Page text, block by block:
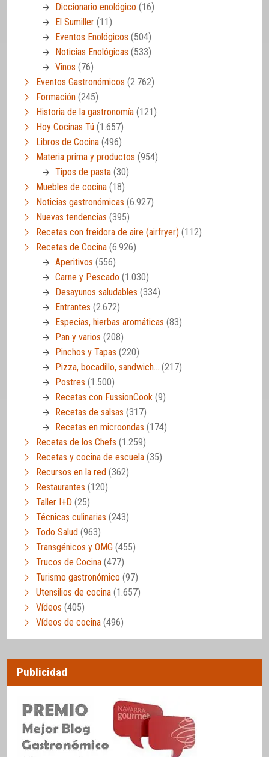
Diccionario enológico (16)
El Sumiller (11)
Eventos Enológicos (504)
Noticias Enológicas (533)
Vinos (76)
Eventos Gastronómicos (2.762)
Formación (245)
Historia de la gastronomía (121)
Hoy Cocinas Tú (1.657)
Libros de Cocina (496)
Materia prima y productos (954)
Tipos de pasta (30)
Muebles de cocina (18)
Noticias gastronómicas (6.927)
Nuevas tendencias (395)
Recetas con freidora de aire (airfryer) (112)
Recetas de Cocina (6.926)
Aperitivos (556)
Carne y Pescado (1.030)
Desayunos saludables (334)
Entrantes (2.672)
Especias, hierbas aromáticas (83)
Pan y varios (208)
Pinchos y Tapas (220)
Pizza, bocadillo, sandwich… (217)
Postres (1.500)
Recetas con FussionCook (9)
Recetas de salsas (317)
Recetas en microondas (174)
Recetas de los Chefs (1.259)
Recetas y cocina de escuela (35)
Recursos en la red (362)
Restaurantes (120)
Taller I+D (25)
Técnicas culinarias (243)
Todo Salud (963)
Transgénicos y OMG (455)
Trucos de Cocina (477)
Turismo gastronómico (97)
Utensilios de cocina (1.657)
Vídeos (405)
Vídeos de cocina (496)
Publicidad